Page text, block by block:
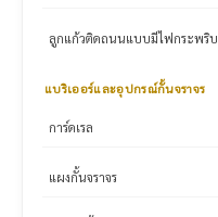
ลูกแก้วติดถนนแบบมีไฟกระพริบ
แบริเออร์และอุปกรณ์กั้นจราจร
การ์ดเรล
แผงกั้นจราจร